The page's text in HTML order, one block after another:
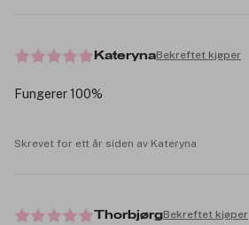
KaterynaBekreftet kjøper
Fungerer 100%
Skrevet for ett år siden av Kateryna
ThorbjørgBekreftet kjøper